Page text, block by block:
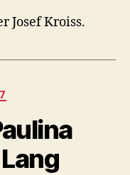
Josef Kroiss.